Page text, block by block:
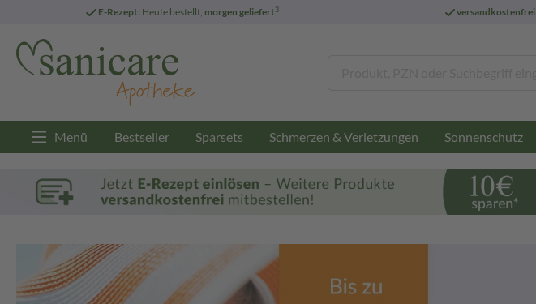
E-Rezept: Heute bestellt, morgen geliefert3 versandkostenfrei
Menü Bestseller Sparsets Schmerzen & Verletzungen Sonnenschutz